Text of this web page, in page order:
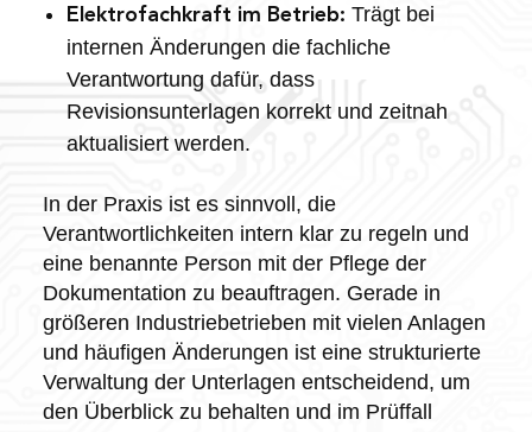
Elektrofachkraft im Betrieb: Trägt bei
internen Änderungen die fachliche
Verantwortung dafür, dass
Revisionsunterlagen korrekt und zeitnah
aktualisiert werden.
In der Praxis ist es sinnvoll, die
Verantwortlichkeiten intern klar zu regeln und
eine benannte Person mit der Pflege der
Dokumentation zu beauftragen. Gerade in
größeren Industriebetrieben mit vielen Anlagen
und häufigen Änderungen ist eine strukturierte
Verwaltung der Unterlagen entscheidend, um
den Überblick zu behalten und im Prüffall